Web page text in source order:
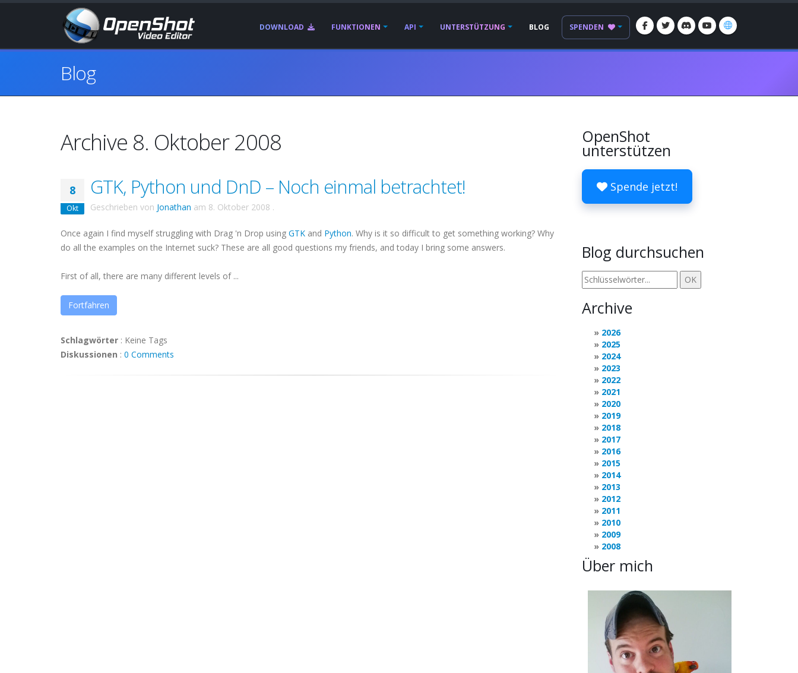
DOWNLOAD FUNKTIONEN API UNTERSTÜTZUNG BLOG SPENDEN
Blog
Archive 8. Oktober 2008
8
Okt
GTK, Python und DnD – Noch einmal betrachtet!
Geschrieben von Jonathan am 8. Oktober 2008 .
Once again I find myself struggling with Drag 'n Drop using GTK and Python. Why is it so difficult to get something working? Why
do all the examples on the Internet suck? These are all good questions my friends, and today I bring some answers.
First of all, there are many different levels of ...
Fortfahren
Schlagwörter : Keine Tags
Diskussionen : 0 Comments
OpenShot
unterstützen
Spende jetzt!
Blog durchsuchen
Archive
2026
2025
2024
2023
2022
2021
2020
2019
2018
2017
2016
2015
2014
2013
2012
2011
2010
2009
2008
Über mich